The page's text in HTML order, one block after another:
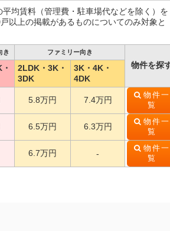
均賃料（管理費・駐車場代などを除く）を
以上の掲載があるものについてのみ対象と
き ファミリー向き
物件を探
2LDK・3K・
3DK
3K・4K・
4DK
5.8万円 7.4万円
物件一
覧
6.5万円 6.3万円
物件一
覧
6.7万円 -
物件一
覧